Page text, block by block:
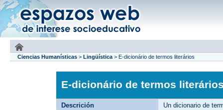
Ciencias Humanísticas > Lingüística > E-dicionário de termos literários
E-dicionário de termos
Descrición
Un dicionario de